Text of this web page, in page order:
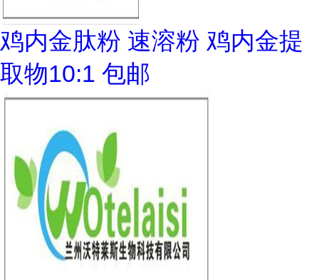
鸡内金肽粉 速溶粉 鸡内金提
取物10:1 包邮